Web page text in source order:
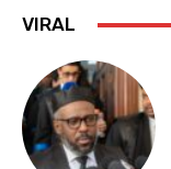
VIRAL